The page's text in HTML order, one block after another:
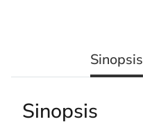
Sinopsis
Sinopsis